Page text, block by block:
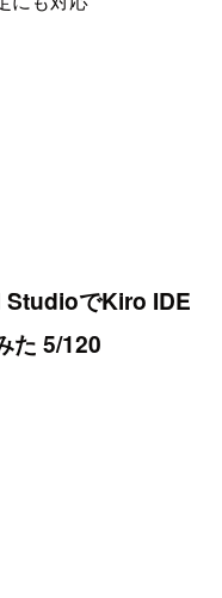
でKiro IDE
た 5/120